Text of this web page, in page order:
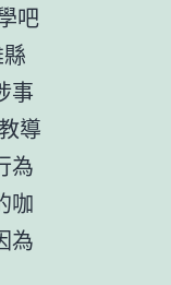
吧
事
導
為
咖
為